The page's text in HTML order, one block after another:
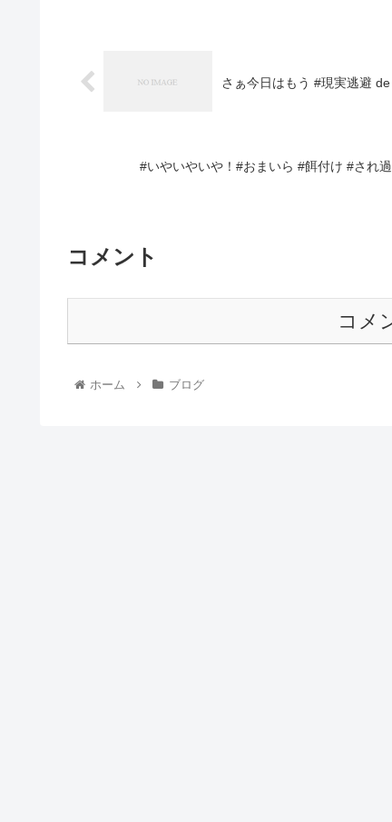
さぁ今日はもう #現実逃避
#いやいやいや！#おまいら #餌付け #され
コメント
コメ
ホーム ブログ